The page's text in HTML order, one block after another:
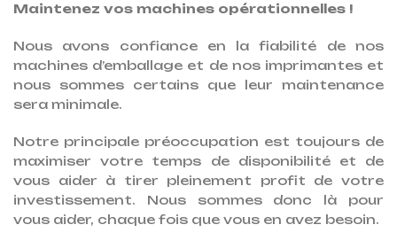
Maintenez vos machines opérationnelles !
Nous avons confiance en la fiabilité de nos
machines d’emballage et de nos imprimantes et
nous sommes certains que leur maintenance
sera minimale.
Notre principale préoccupation est toujours de
maximiser votre temps de disponibilité et de
vous aider à tirer pleinement profit de votre
investissement. Nous sommes donc là pour
vous aider, chaque fois que vous en avez besoin.